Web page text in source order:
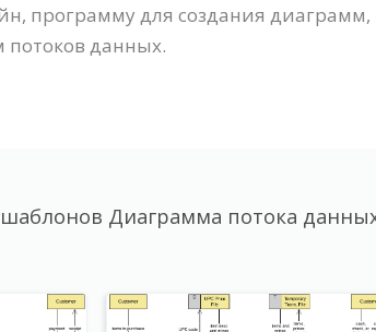
программу для создания диаграмм,
потоков данных.
Диаграмма потока